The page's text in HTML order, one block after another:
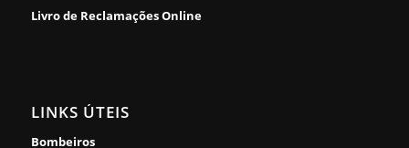
Livro de Reclamações Online
LINKS ÚTEIS
Bombeiros